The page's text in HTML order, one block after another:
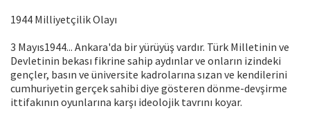
1944 Milliyetçilik Olayı
3 Mayıs1944... Ankara'da bir yürüyüş vardır. Türk Milletinin ve
Devletinin bekası fikrine sahip aydınlar ve onların izindeki
gençler, basın ve üniversite kadrolarına sızan ve kendilerini
cumhuriyetin gerçek sahibi diye gösteren dönme-devşirme
ittifakının oyunlarına karşı ideolojik tavrını koyar.